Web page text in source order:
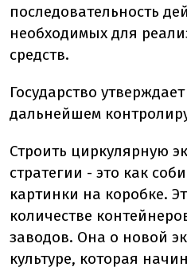
последовательность
необходимых для
средств.
Государство
дальнейшем
Строить циркулярную
стратегии - это как
картинки на коробке.
количестве
заводов. Она о новой
культуре, которая